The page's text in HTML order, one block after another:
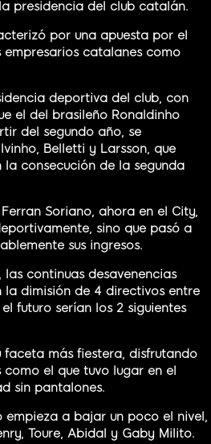
presidencia del club catalán.
por una apuesta por el
catalanes como
deportiva del club, con
el del brasileño Ronaldinho
del segundo año, se
Belletti y Larsson, que
consecución de la segunda
Soriano, ahora en el City,
sino que pasó a
sus ingresos.
continuas desavenencias
dimisión de 4 directivos entre
futuro serían los 2 siguientes
más fiestera, disfrutando
el que tuvo lugar en el
sin pantalones.
a bajar un poco el nivel,
Toure, Abidal y Gaby Milito.